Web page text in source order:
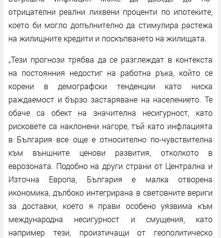
отрицателни реални лихвени проценти по ипотеките,
което би могло допълнително да стимулира растежа
на жилищните кредити и поскъпването на жилищата.
„Тези прогнози трябва да се разглеждат в контекста
на постоянния недостиг на работна ръка, който се
корени в демографски тенденции като ниска
раждаемост и бързо застаряване на населението. Те
обаче са обект на значителна несигурност, като
рисковете са наклонени нагоре, тъй като инфлацията
в България все още е относително по-чувствителна
към външните ценови развития, отколкото в
еврозоната. Подобно на други страни от Централна и
Източна Европа, България е малка отворена
икономика, дълбоко интегрирана в световните вериги
за доставки, което я прави особено уязвима към
международна несигурност и смущения, като
например тези, произтичащи от геополитическо